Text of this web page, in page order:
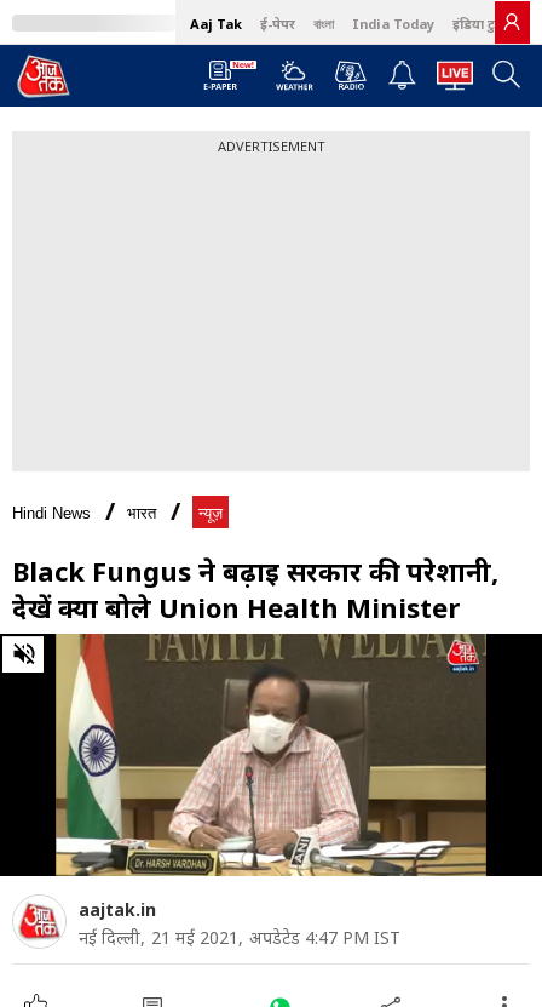
Aaj Tak ई-पेपर বাংলা India Today इंडिया टुडे हिंदी
ADVERTISEMENT
Hindi News भारत न्यूज़
Black Fungus ने बढ़ाई सरकार की परेशानी,
देखें क्या बोले Union Health Minister
0
of
seconds
aajtak.in
नई दिल्ली, 21 मई 2021, अपडेटेड 4:47 PM IST